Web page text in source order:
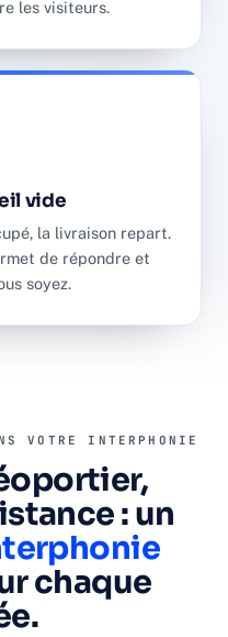
les visiteurs.
vide
la livraison repart.
de répondre et
soyez.
VOTRE INTERPHONIE
: un
chaque